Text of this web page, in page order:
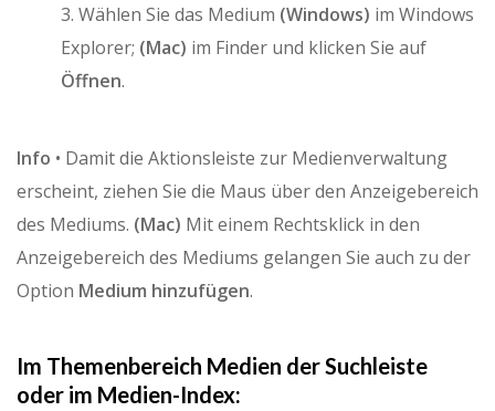
3. Wählen Sie das Medium (Windows) im Windows
Explorer; (Mac) im Finder und klicken Sie auf
Öffnen.
Info • Damit die Aktionsleiste zur Medienverwaltung
erscheint, ziehen Sie die Maus über den Anzeigebereich
des Mediums. (Mac) Mit einem Rechtsklick in den
Anzeigebereich des Mediums gelangen Sie auch zu der
Option Medium hinzufügen.
Im Themenbereich Medien der Suchleiste
oder im Medien-Index: